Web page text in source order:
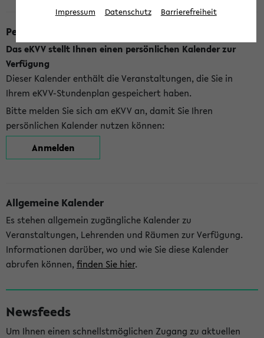
Persönlicher Kalender
Das eKVV stellt Ihnen einen persönlichen Kalender zur
Verfügung
Dieser Kalender enthält die Veranstaltungen, die Sie in
Ihrem eKVV-Stundenplan gespeichert haben.
Bitte melden Sie sich am eKVV an, damit Sie Ihren
persönlichen Kalender nutzen können:
Anmelden
Allgemeine Kalender
Es stehen allgemein zugängliche Kalender zu
Veranstaltungen, Lehrenden und Räumen zur Verfügung.
Informationen darüber, wo und wie Sie diese Kalender
abrufen können, finden Sie hier.
Newsfeeds
Um Ihnen einen schnellstmöglichen Zugang zu aktuellen
Impressum Datenschutz Barrierefreiheit